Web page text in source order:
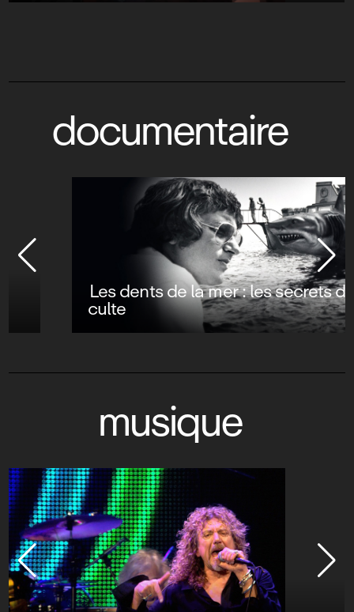
documentaire
Les dents de la mer : les secrets d’un film
musique